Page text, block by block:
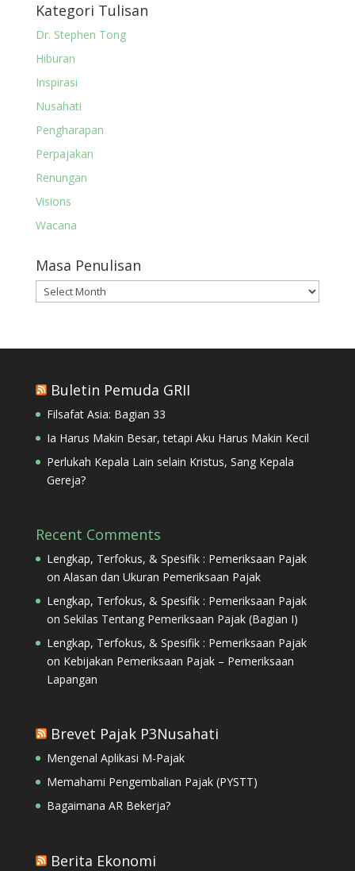
Kategori Tulisan
Dr. Stephen Tong
Hiburan
Inspirasi
Nusahati
Pengharapan
Perpajakan
Renungan
Visions
Wacana
Masa Penulisan
Masa
Penulisan
Buletin Pemuda GRII
Filsafat Asia: Bagian 33
Ia Harus Makin Besar, tetapi Aku Harus Makin Kecil
Perlukah Kepala Lain selain Kristus, Sang Kepala
Gereja?
Recent Comments
Lengkap, Terfokus, & Spesifik : Pemeriksaan Pajak
on Alasan dan Ukuran Pemeriksaan Pajak
Lengkap, Terfokus, & Spesifik : Pemeriksaan Pajak
on Sekilas Tentang Pemeriksaan Pajak (Bagian I)
Lengkap, Terfokus, & Spesifik : Pemeriksaan Pajak
on Kebijakan Pemeriksaan Pajak – Pemeriksaan
Lapangan
Brevet Pajak P3Nusahati
Mengenal Aplikasi M-Pajak
Memahami Pengembalian Pajak (PYSTT)
Bagaimana AR Bekerja?
Berita Ekonomi